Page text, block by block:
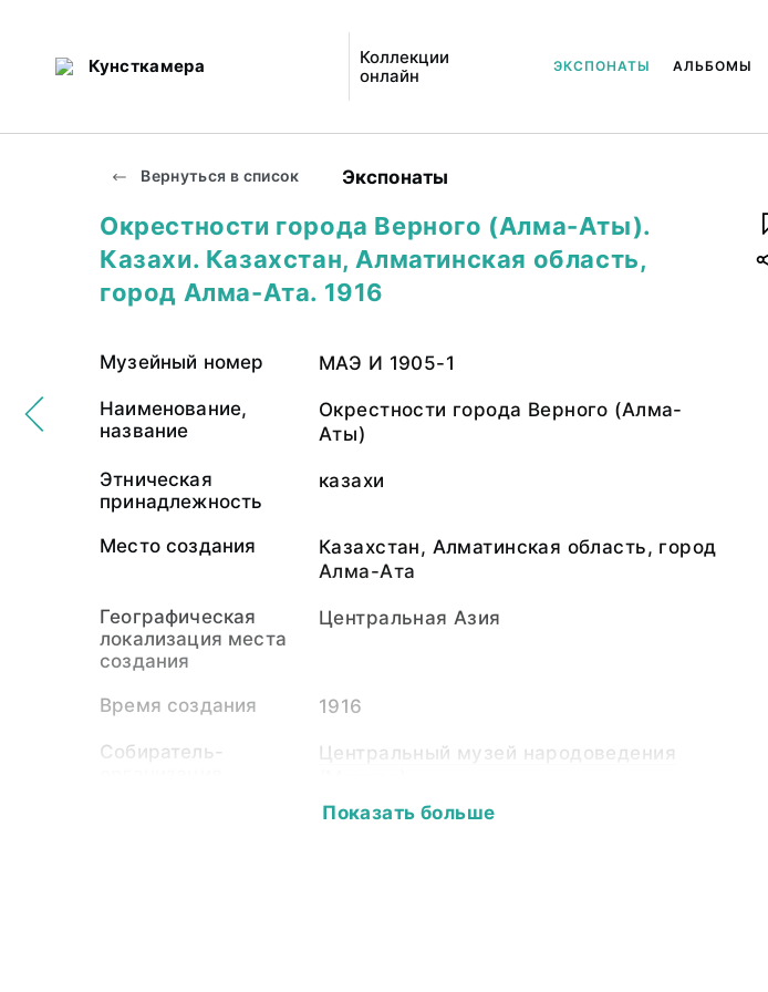
Кунсткамера
Коллекции
онлайн
ЭКСПОНАТЫ АЛЬБОМЫ
Вернуться в список Экспонаты
Окрестности города Верного (Алма-Аты).
Казахи. Казахстан, Алматинская область,
город Алма-Ата. 1916
Музейный номер МАЭ И 1905-1
Наименование,
название
Окрестности города Верного (Алма-
Аты)
Этническая
принадлежность
казахи
Место создания
Казахстан, Алматинская область, город
Алма-Ата
Географическая
локализация места
создания
Центральная Азия
Время создания 1916
Собиратель-
Центральный музей народоведения
Дашковский этнографический музей
Показать больше